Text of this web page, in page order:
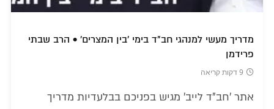
מדריך מעשי למנהגי חב"ד בימי 'בין המצרים' • הרב שבתי
פרידמן
9 דקות קריאה
אתר 'חב"ד לייב' מגיש בפניכם בבלעדיות מדריך